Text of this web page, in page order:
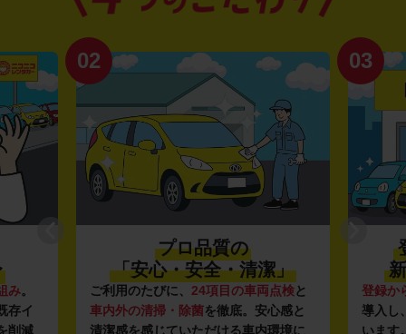
み。
存イ
削減
02
プロ品質の
「安心・安全・清潔」
ご利用のたびに、 24項目の車両点検と
車内外の清掃・除菌を徹底。安心感と
清潔感を感じていただける車内環境に
03
登録か
導入し
います